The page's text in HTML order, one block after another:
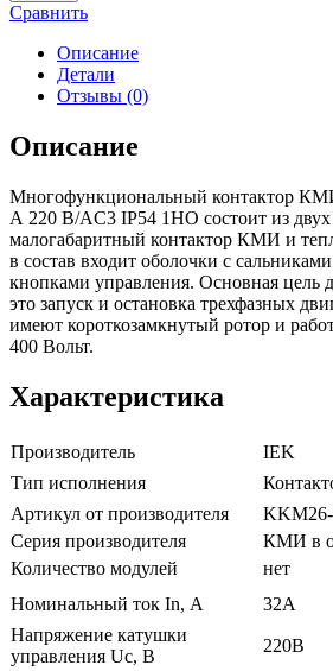
Сравнить
Описание
Детали
Отзывы (0)
Описание
Многофункциональный контактор
А 220 В/AC3 IP54 1НО состоит из двух
малогабаритный контактор КМИ и
в состав входит оболочки с
кнопками управления. Основная цель
это запуск и остановка трехфазных
имеют короткозамкнутый ротор и
400 Вольт.
Характеристика
Производитель
IEK
Тип исполнения
Артикул от производителя
KKM26-
Серия производителя
КМИ в
Количество модулей
нет
Номинальный ток In, А
32А
Напряжение катушки
управления Uc, В
220В